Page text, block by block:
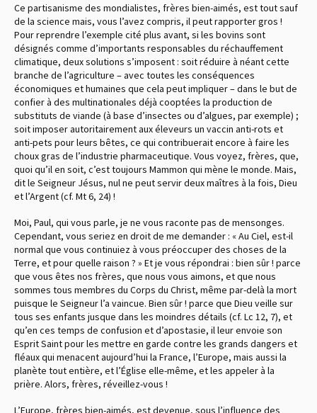
Ce partisanisme des mondialistes, frères bien-aimés, est tout sauf
de la science mais, vous l’avez compris, il peut rapporter gros !
Pour reprendre l’exemple cité plus avant, si les bovins sont
désignés comme d’importants responsables du réchauffement
climatique, deux solutions s’imposent : soit réduire à néant cette
branche de l’agriculture – avec toutes les conséquences
économiques et humaines que cela peut impliquer – dans le but de
confier à des multinationales déjà cooptées la production de
substituts de viande (à base d’insectes ou d’algues, par exemple) ;
soit imposer autoritairement aux éleveurs un vaccin anti-rots et
anti-pets pour leurs bêtes, ce qui contribuerait encore à faire les
choux gras de l’industrie pharmaceutique. Vous voyez, frères, que,
quoi qu’il en soit, c’est toujours Mammon qui mène le monde. Mais,
dit le Seigneur Jésus, nul ne peut servir deux maîtres à la fois, Dieu
et l’Argent (cf. Mt 6, 24) !
Moi, Paul, qui vous parle, je ne vous raconte pas de mensonges.
Cependant, vous seriez en droit de me demander : « Au Ciel, est-il
normal que vous continuiez à vous préoccuper des choses de la
Terre, et pour quelle raison ? » Et je vous répondrai : bien sûr ! parce
que vous êtes nos frères, que nous vous aimons, et que nous
sommes tous membres du Corps du Christ, même par-delà la mort
puisque le Seigneur l’a vaincue. Bien sûr ! parce que Dieu veille sur
tous ses enfants jusque dans les moindres détails (cf. Lc 12, 7), et
qu’en ces temps de confusion et d’apostasie, il leur envoie son
Esprit Saint pour les mettre en garde contre les grands dangers et
fléaux qui menacent aujourd’hui la France, l’Europe, mais aussi la
planète tout entière, et l’Église elle-même, et les appeler à la
prière. Alors, frères, réveillez-vous !
L’Europe, frères bien-aimés, est devenue, sous l’influence des